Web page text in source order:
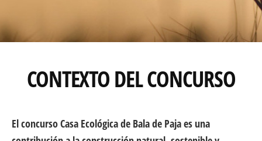
CONTEXTO DEL CONCURSO
El concursoCasa Ecológica de Bala de Pajaes una